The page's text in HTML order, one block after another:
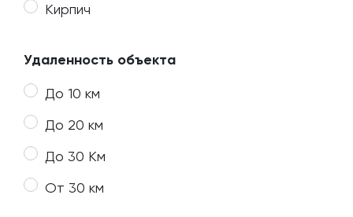
Кирпич
Удаленность объекта
До 10 км
До 20 км
До 30 Км
От 30 км